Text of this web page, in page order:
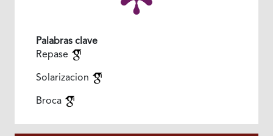
Palabras clave
Repase
Solarizacion
Broca